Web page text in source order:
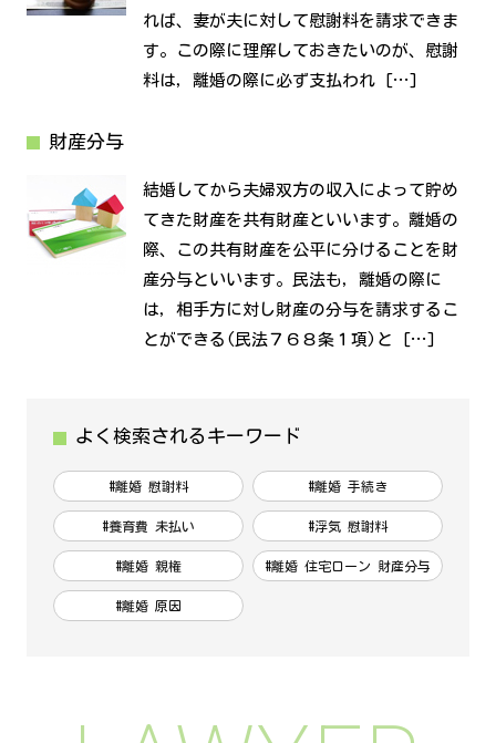
れば、妻が夫に対して慰謝料を請求できま
す。この際に理解しておきたいのが、慰謝
料は，離婚の際に必ず支払われ […]
財産分与
結婚してから夫婦双方の収入によって貯め
てきた財産を共有財産といいます。離婚の
際、この共有財産を公平に分けることを財
産分与といいます。民法も，離婚の際に
は，相手方に対し財産の分与を請求するこ
とができる(民法７６８条１項)と […]
よく検索されるキーワード
#離婚 慰謝料 #離婚 手続き
#養育費 未払い #浮気 慰謝料
#離婚 親権 #離婚 住宅ローン 財産分与
#離婚 原因